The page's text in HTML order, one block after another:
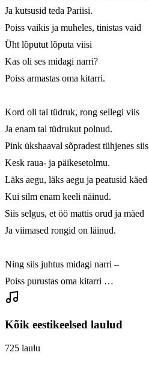
Ja kutsusid teda Pariisi.
Poiss vaikis ja muheles, tinistas vaid
Üht lõputut lõputa viisi
Kas oli ses midagi narri?
Poiss armastas oma kitarri.
Kord oli tal tüdruk, rong sellegi viis
Ja enam tal tüdrukut polnud.
Pink ükshaaval sõpradest tühjenes siis
Kesk raua- ja päikesetolmu.
Läks aegu, läks aegu ja peatusid käed
Kui silm enam keeli näinud.
Siis selgus, et öö mattis orud ja mäed
Ja viimased rongid on läinud.
Ning siis juhtus midagi narri –
Poiss purustas oma kitarri …
Kõik eestikeelsed laulud
725 laulu